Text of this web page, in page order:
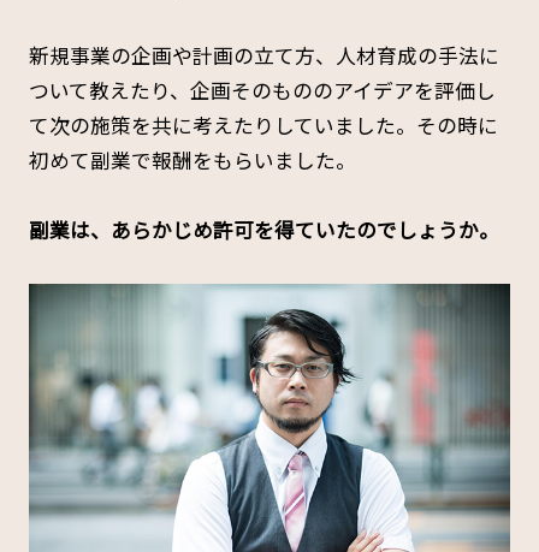
新規事業の企画や計画の立て方、人材育成の手法に
ついて教えたり、企画そのもののアイデアを評価し
て次の施策を共に考えたりしていました。その時に
初めて副業で報酬をもらいました。
――副業は、あらかじめ許可を得ていたのでしょうか。